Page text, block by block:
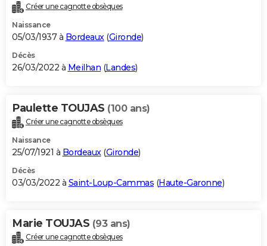
Créer une cagnotte obsèques
Naissance
05/03/1937 à Bordeaux(Gironde)
Décès
26/03/2022 à Meilhan (Landes)
Paulette TOUJAS (100 ans)
Créer une cagnotte obsèques
Naissance
25/07/1921 à Bordeaux(Gironde)
Décès
03/03/2022 à Saint-Loup-Cammas (Haute-Garonne)
Marie TOUJAS (93 ans)
Créer une cagnotte obsèques